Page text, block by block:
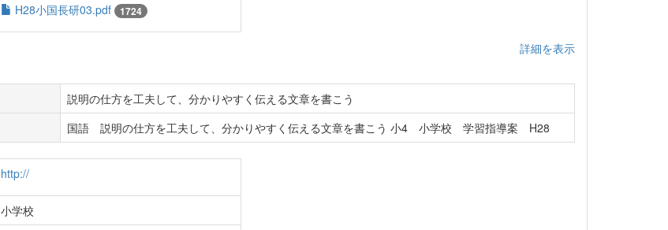
H28小国長研03.pdf 1724
詳細を表示
説明の仕方を工夫して、分かりやすく伝える文章を書こう
国語 説明の仕方を工夫して、分かりやすく伝える文章を書こう 小4 小学校 学習指導案 H28
http://
小学校